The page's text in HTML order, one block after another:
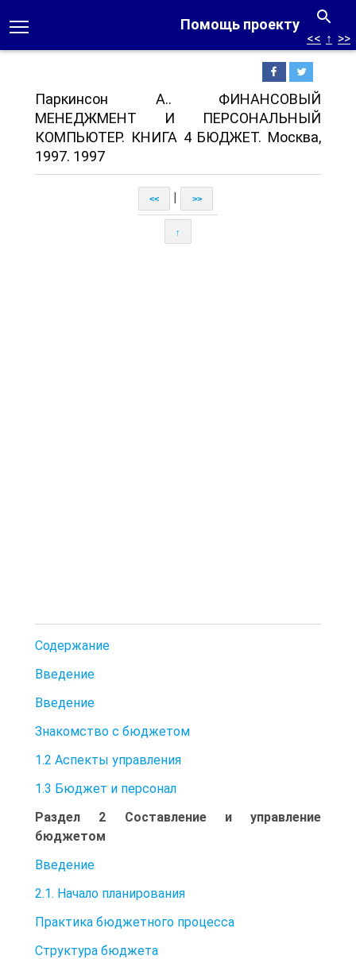
Помощь проекту
<< ↑ >>
Паркинсон А.. ФИНАНСОВЫЙ
МЕНЕДЖМЕНТ И ПЕРСОНАЛЬНЫЙ
КОМПЬЮТЕР. КНИГА 4 БЮДЖЕТ. Москва,
1997. 1997
<< >>
↑
Содержание
Введение
Введение
Знакомство с бюджетом
1.2 Аспекты управления
1.3 Бюджет и персонал
Раздел 2 Составление и управление
бюджетом
Введение
2.1. Начало планирования
Практика бюджетного процесса
Структура бюджета